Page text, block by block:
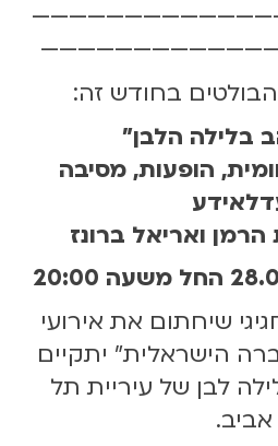
הבולטים בחודש זה:
בלילה הלבן"
הופעות, מסיבה
הרמן ואריאל ברונז
שיחתום את אירועי
הישראלית" יתקיים
לבן של עיריית תל
אביב.